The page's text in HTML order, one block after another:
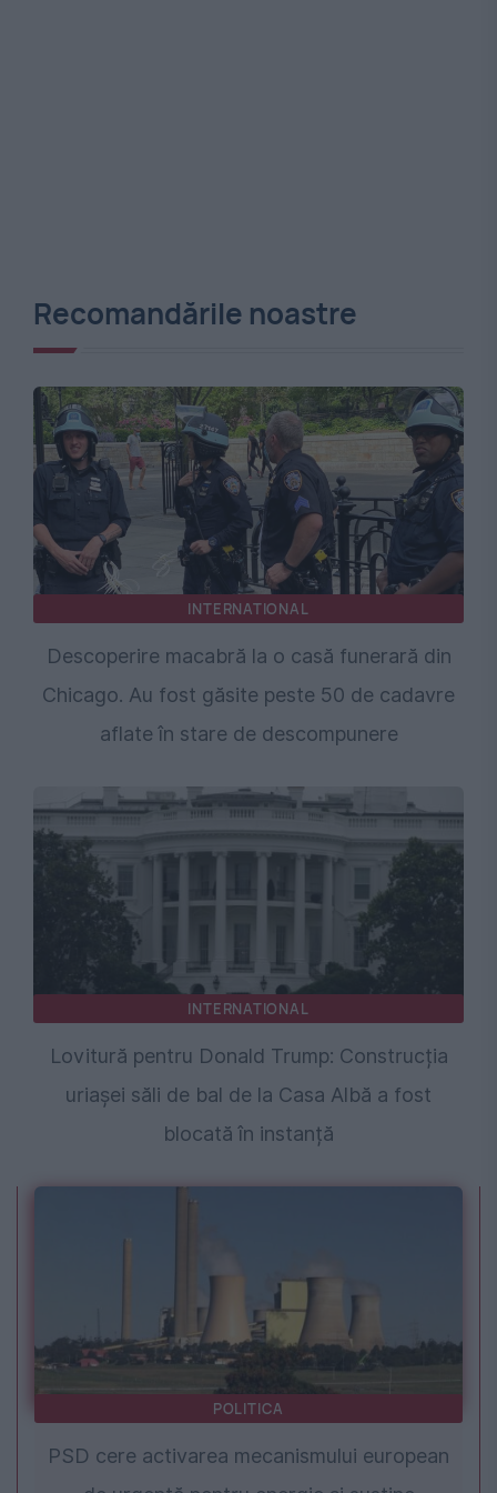
Recomandările noastre
INTERNATIONAL
Descoperire macabră la o casă funerară din
Chicago. Au fost găsite peste 50 de cadavre
aflate în stare de descompunere
INTERNATIONAL
Lovitură pentru Donald Trump: Construcția
uriașei săli de bal de la Casa Albă a fost
blocată în instanță
POLITICA
PSD cere activarea mecanismului european